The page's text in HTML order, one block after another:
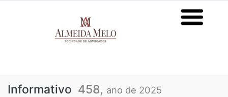
Informativo 458, ano de 2025